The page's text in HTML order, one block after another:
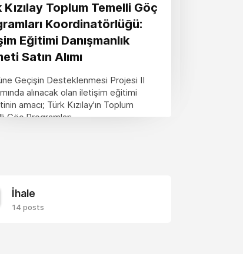
Kızılay Toplum Temelli Göç
Koordinatörlüğü:
Eğitimi Danışmanlık
Satın Alımı
Geçişin Desteklenmesi Projesi II
alınacak olan iletişim eğitimi
amacı; Türk Kızılay'ın Toplum
Göç Programları...
İhale
14 posts